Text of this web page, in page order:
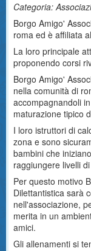
Categoria:
Borgo Amigo'
roma ed è affiliata
La loro principale
proponendo corsi
Borgo Amigo'
nella comunità di
accompagnandoli
maturazione tipico
I loro istruttori di
zona e sono
bambini che
raggiungere livelli
Per questo motivo
Dilettantistica sarà
nell'associazione,
merita in un
amici.
Gli allenamenti si